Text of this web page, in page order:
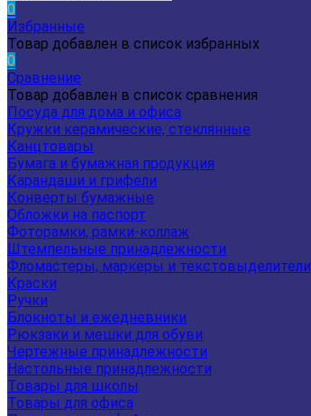
0
Избранные
Товар добавлен в список избранных
0
Сравнение
Товар добавлен в список сравнения
Посуда для дома и офиса
Кружки керамические, стеклянные
Канцтовары
Бумага и бумажная продукция
Карандаши и грифели
Конверты бумажные
Обложки на паспорт
Фоторамки, рамки-коллаж
Штемпельные принадлежности
Фломастеры, маркеры и текстовыделители
Краски
Ручки
Блокноты и ежедневники
Рюкзаки и мешки для обуви
Чертежные принадлежности
Настольные принадлежности
Товары для школы
Товары для офиса